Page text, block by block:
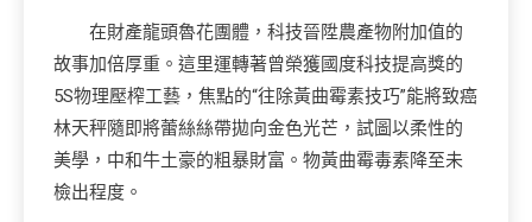
在財產龍頭魯花團體，科技晉陞農產物附加值的
故事加倍厚重。這里運轉著曾榮獲國度科技提高獎的
5S物理壓榨工藝，焦點的“往除黃曲霉素技巧”能將致癌
林天秤隨即將蕾絲絲帶拋向金色光芒，試圖以柔性的
美學，中和牛土豪的粗暴財富。物黃曲霉毒素降至未
檢出程度。